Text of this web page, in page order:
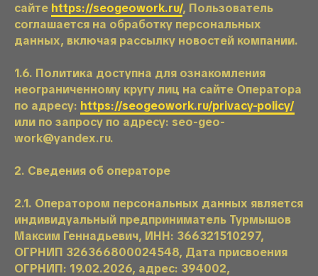
сайте https://seogeowork.ru/, Пользователь
соглашается на обработку персональных
данных, включая рассылку новостей компании.
1.6. Политика доступна для ознакомления
неограниченному кругу лиц на сайте Оператора
по адресу: https://seogeowork.ru/privacy-policy/
или по запросу по адресу: seo-geo-
work@yandex.ru.
2. Сведения об операторе
2.1. Оператором персональных данных является
индивидуальный предприниматель Турмышов
Максим Геннадьевич, ИНН: 366321510297,
ОГРНИП 326366800024548, Дата присвоения
ОГРНИП: 19.02.2026, адрес: 394002,